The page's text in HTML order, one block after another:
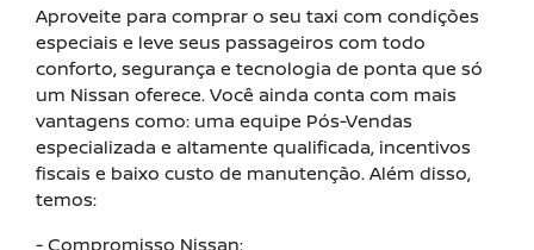
Aproveite para comprar o seu taxi com condições
especiais e leve seus passageiros com todo
conforto, segurança e tecnologia de ponta que só
um Nissan oferece. Você ainda conta com mais
vantagens como: uma equipe Pós-Vendas
especializada e altamente qualificada, incentivos
fiscais e baixo custo de manutenção. Além disso,
temos:
- Compromisso Nissan: